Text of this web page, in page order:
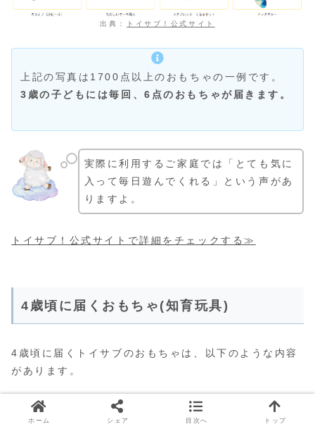
出典： トイサブ！公式サイト
上記の写真は1700点以上のおもちゃの一例です。
3歳の子どもには毎回、6点のおもちゃが届きます。
実際に利用するご家庭では「とても気に
入って毎日遊んでくれる」という声があ
りますよ。
トイサブ！公式サイトで詳細をチェックする≫
4歳頃に届くおもちゃ(知育玩具)
4歳頃に届くトイサブのおもちゃは、以下のような内容
があります。
ホーム シェア 目次へ トップ